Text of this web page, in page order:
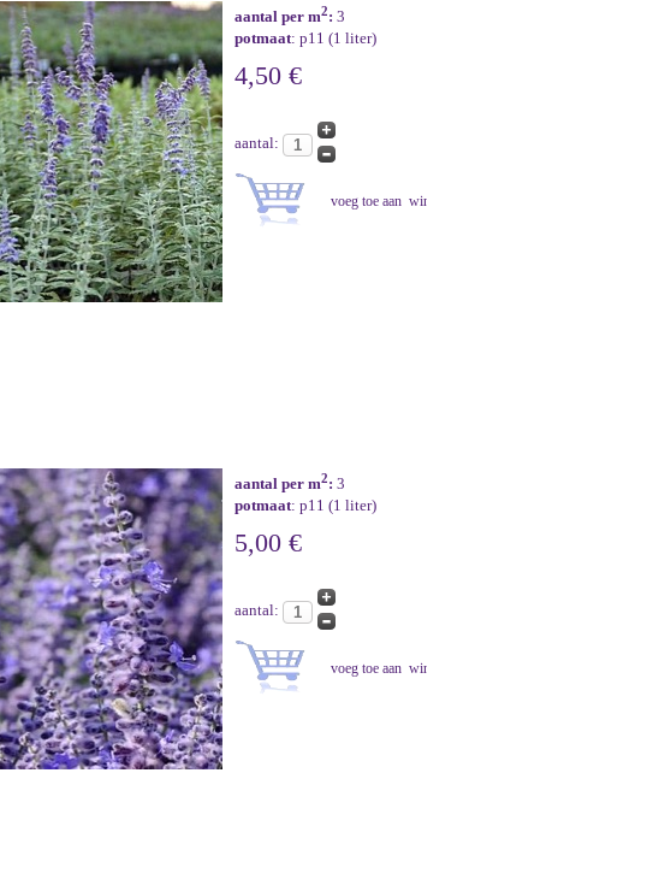
aantal per m2: 3
potmaat: p11 (1 liter)
4,50 €
aantal:
aantal per m2: 3
potmaat: p11 (1 liter)
5,00 €
aantal: